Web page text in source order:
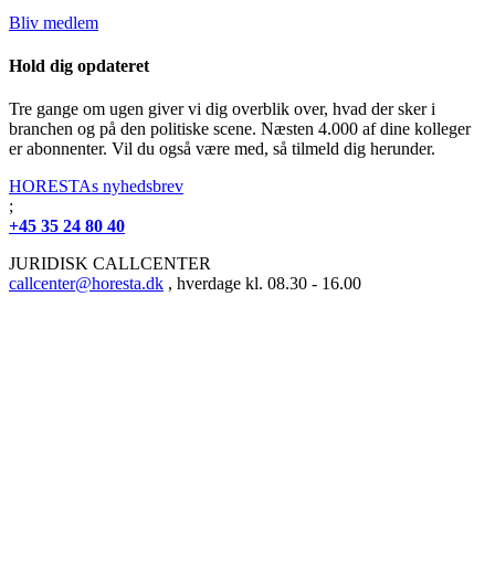
Bliv medlem
Hold dig opdateret
Tre gange om ugen giver vi dig overblik over, hvad der sker i
branchen og på den politiske scene. Næsten 4.000 af dine kolleger
er abonnenter. Vil du også være med, så tilmeld dig herunder.
HORESTAs nyhedsbrev
;
+45 35 24 80 40
JURIDISK CALLCENTER
callcenter@horesta.dk , hverdage kl. 08.30 - 16.00